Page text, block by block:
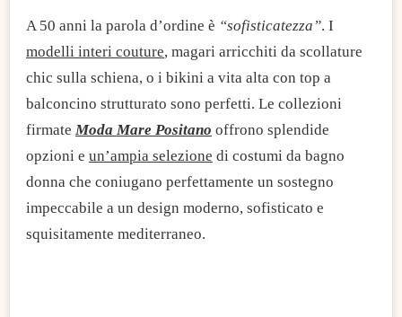
A 50 anni la parola d’ordine è “sofisticatezza”. I
modelli interi couture, magari arricchiti da scollature
chic sulla schiena, o i bikini a vita alta con top a
balconcino strutturato sono perfetti. Le collezioni
firmate Moda Mare Positano offrono splendide
opzioni e un’ampia selezione di costumi da bagno
donna che coniugano perfettamente un sostegno
impeccabile a un design moderno, sofisticato e
squisitamente mediterraneo.